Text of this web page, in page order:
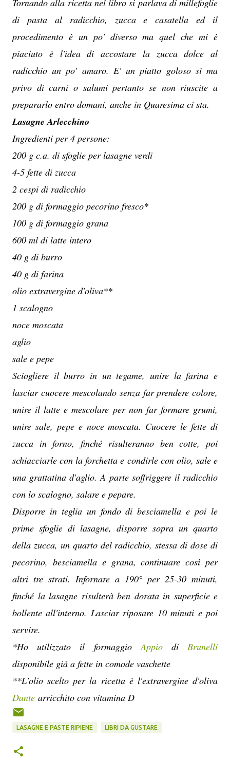
Tornando alla ricetta nel libro si parlava di millefoglie
di pasta al radicchio, zucca e casatella ed il
procedimento è un po' diverso ma quel che mi è
piaciuto è l'idea di accostare la zucca dolce al
radicchio un po' amaro. E' un piatto goloso sì ma
privo di carni o salumi pertanto se non riuscite a
prepararlo entro domani, anche in Quaresima ci sta.
Lasagne Arlecchino
Ingredienti per 4 persone:
200 g c.a. di sfoglie per lasagne verdi
4-5 fette di zucca
2 cespi di radicchio
200 g di formaggio pecorino fresco*
100 g di formaggio grana
600 ml di latte intero
40 g di burro
40 g di farina
olio extravergine d'oliva**
1 scalogno
noce moscata
aglio
sale e pepe
Sciogliere il burro in un tegame, unire la farina e
lasciar cuocere mescolando senza far prendere colore,
unire il latte e mescolare per non far formare grumi,
unire sale, pepe e noce moscata. Cuocere le fette di
zucca in forno, finché risulteranno ben cotte, poi
schiacciarle con la forchetta e condirle con olio, sale e
una grattatina d'aglio. A parte soffriggere il radicchio
con lo scalogno, salare e pepare.
Disporre in teglia un fondo di besciamella e poi le
prime sfoglie di lasagne, disporre sopra un quarto
della zucca, un quarto del radicchio, stessa di dose di
pecorino, besciamella e grana, continuare così per
altri tre strati. Infornare a 190° per 25-30 minuti,
finché la lasagne risulterà ben dorata in superficie e
bollente all'interno. Lasciar riposare 10 minuti e poi
servire.
*Ho utilizzato il formaggioAppiodiBrunelli
disponibile già a fette in comode vaschette
**L'olio scelto per la ricetta è l'extravergine d'oliva
Dante arricchito con vitamina D
LASAGNE E PASTE RIPIENE LIBRI DA GUSTARE